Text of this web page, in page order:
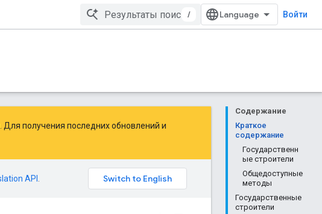
/ Войти
Содержание
Краткое
содержание
Государственн
ые строители
Общедоступные
методы
Государственные
строители
Для получения последних обновлений и
API